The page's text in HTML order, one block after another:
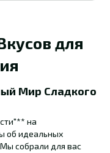
для
Мир Сладкого
на
об идеальных
собрали для вас